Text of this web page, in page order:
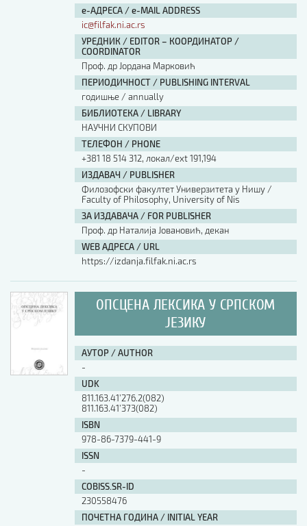
е-АДРЕСА / e-MAIL ADDRESS
ic@filfak.ni.ac.rs
УРЕДНИК / EDITOR – КООРДИНАТОР /
COORDINATOR
Проф. др Јордана Марковић
ПЕРИОДИЧНОСТ / PUBLISHING INTERVAL
годишње / annually
БИБЛИОТЕКА / LIBRARY
НАУЧНИ СКУПОВИ
ТЕЛЕФОН / PHONE
+381 18 514 312, локал/ext 191,194
ИЗДАВАЧ / PUBLISHER
Филозофски факултет Универзитета у Нишу /
Faculty of Philosophy, University of Nis
ЗА ИЗДАВАЧА / FOR PUBLISHER
Проф. др Наталија Јовановић, декан
WEB АДРЕСА / URL
https://izdanja.filfak.ni.ac.rs
ОПСЦЕНА ЛЕКСИКА У СРПСКОМ
ЈЕЗИКУ
АУТОР / AUTHOR
-
UDK
811.163.41’276.2(082)
811.163.41’373(082)
ISBN
978-86-7379-441-9
ISSN
-
COBISS.SR-ID
230558476
ПОЧЕТНА ГОДИНА / INITIAL YEAR